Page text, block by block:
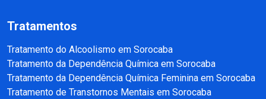
Tratamentos
Tratamento do Alcoolismo em Sorocaba
Tratamento da Dependência Química em Sorocaba
Tratamento da Dependência Química Feminina em Sorocaba
Tratamento de Transtornos Mentais em Sorocaba